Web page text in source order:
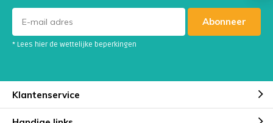
Abonneer
* Lees hier de wettelijke beperkingen
Klantenservice